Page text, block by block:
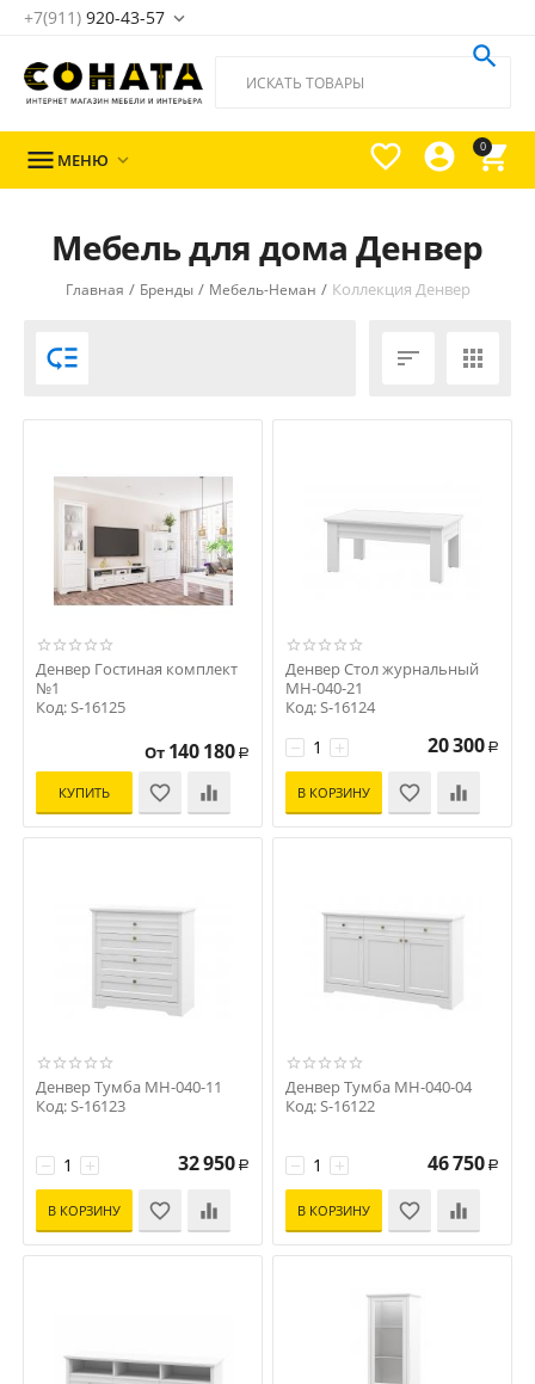
+7(911) 920-43-57 
0




 МЕНЮ 
Мебель для дома Денвер
Главная / Бренды / Мебель-Неман / Коллекция Денвер
  
Денвер Гостиная комплект
№1
Код: S-16125
От 140 180 Р
КУПИТЬ
Денвер Стол журнальный
МН-040-21
Код: S-16124
+
− 20 300 Р
В КОРЗИНУ
Денвер Тумба МН-040-11
Код: S-16123
+
− 32 950 Р
В КОРЗИНУ
Денвер Тумба МН-040-04
Код: S-16122
+
− 46 750 Р
В КОРЗИНУ